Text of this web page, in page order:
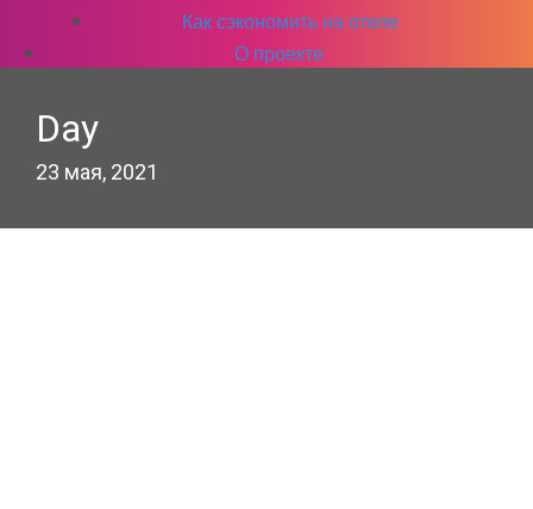
Как сэкономить на отеле
О проекте
Day
23 мая, 2021